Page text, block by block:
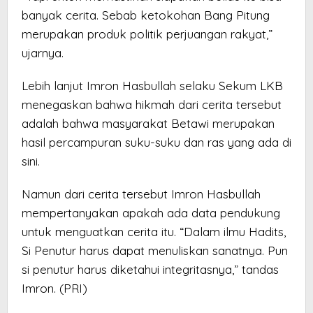
banyak cerita. Sebab ketokohan Bang Pitung
merupakan produk politik perjuangan rakyat,”
ujarnya.
Lebih lanjut Imron Hasbullah selaku Sekum LKB
menegaskan bahwa hikmah dari cerita tersebut
adalah bahwa masyarakat Betawi merupakan
hasil percampuran suku-suku dan ras yang ada di
sini.
Namun dari cerita tersebut Imron Hasbullah
mempertanyakan apakah ada data pendukung
untuk menguatkan cerita itu. “Dalam ilmu Hadits,
Si Penutur harus dapat menuliskan sanatnya. Pun
si penutur harus diketahui integritasnya,” tandas
Imron. (PRI)